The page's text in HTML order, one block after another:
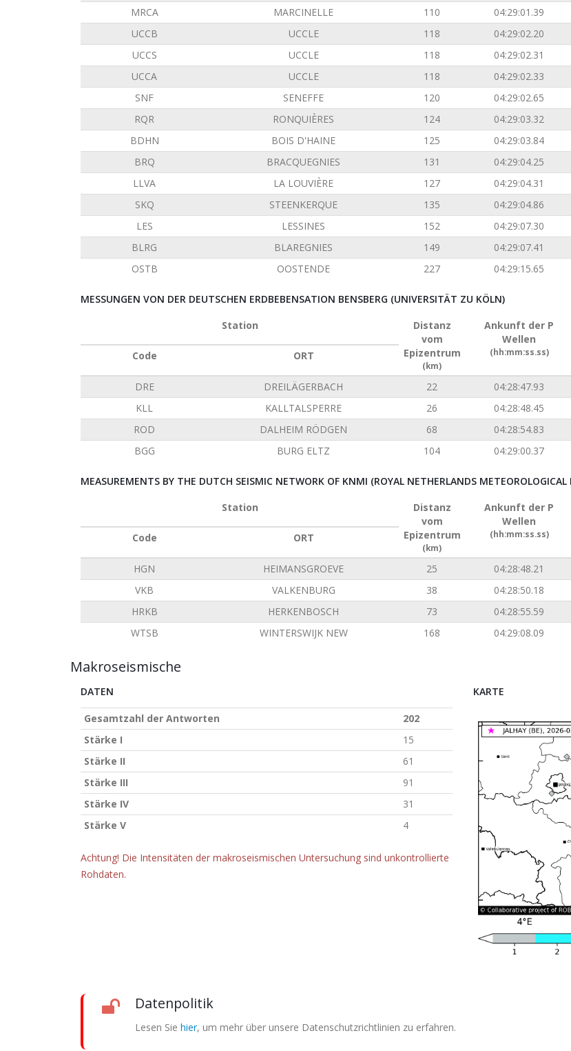
MRCA
MARCINELLE 110 04:29:01.39
UCCB
UCCLE 118 04:29:02.20
UCCS
UCCLE 118 04:29:02.31
UCCA
UCCLE 118 04:29:02.33
SNF
SENEFFE 120 04:29:02.65
RQR
RONQUIÈRES 124 04:29:03.32
BDHN
BOIS D'HAINE 125 04:29:03.84
BRQ
BRACQUEGNIES 131 04:29:04.25
LLVA
LA LOUVIÈRE 127 04:29:04.31
SKQ
STEENKERQUE 135 04:29:04.86
LES
LESSINES 152 04:29:07.30
BLRG
BLAREGNIES 149 04:29:07.41
OSTB
OOSTENDE 227 04:29:15.65
MESSUNGEN VON DER DEUTSCHEN ERDBEBENSATION BENSBERG (UNIVERSITÄT ZU KÖLN)
Station
Distanz
vom
Epizentrum
(km)
Ankunft der P
Wellen
(hh:mm:ss.ss)
Code ORT
DRE DREILÄGERBACH 22 04:28:47.93
KLL
KALLTALSPERRE 26 04:28:48.45
ROD
DALHEIM RÖDGEN 68 04:28:54.83
BGG
BURG ELTZ 104 04:29:00.37
MEASUREMENTS BY THE DUTCH SEISMIC NETWORK OF KNMI (ROYAL NETHERLANDS
Station
Distanz
vom
Epizentrum
(km)
Ankunft der P
Wellen
(hh:mm:ss.ss)
Code ORT
HGN HEIMANSGROEVE 25 04:28:48.21
VKB
VALKENBURG 38 04:28:50.18
HRKB
HERKENBOSCH 73 04:28:55.59
WTSB
WINTERSWIJK NEW 168 04:29:08.09
Makroseismische
DATEN
Gesamtzahl der Antworten
202
Stärke I
15
Stärke II
61
Stärke III
91
Stärke IV
31
Stärke V
4
Achtung! Die Intensitäten der makroseismischen Untersuchung sind unkontrollierte
Rohdaten.
KARTE
Datenpolitik
Lesen Sie hier, um mehr über unsere Datenschutzrichtlinien zu erfahren.